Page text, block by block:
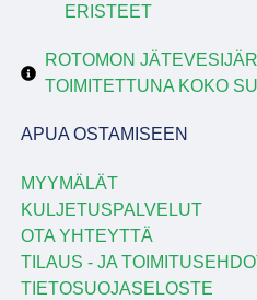
ERISTEET
ROTOMON
TOIMITETTUNA KOKO
APUA OSTAMISEEN
MYYMÄLÄT
KULJETUSPALVELUT
OTA YHTEYTTÄ
TILAUS - JA
TIETOSUOJASELOSTE